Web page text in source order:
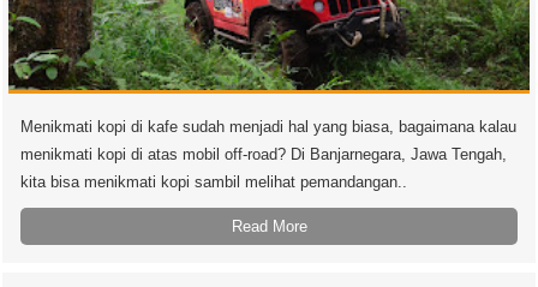
Menikmati kopi di kafe sudah menjadi hal yang biasa, bagaimana kalau
menikmati kopi di atas mobil off-road? Di Banjarnegara, Jawa Tengah,
kita bisa menikmati kopi sambil melihat pemandangan..
Read More